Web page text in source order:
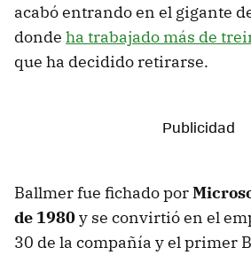
acabó entrando en el gigante
donde ha trabajado más de
que ha decidido retirarse.
Ballmer fue fichado por
de 1980y se convirtió en el
30 de la compañía y el primer